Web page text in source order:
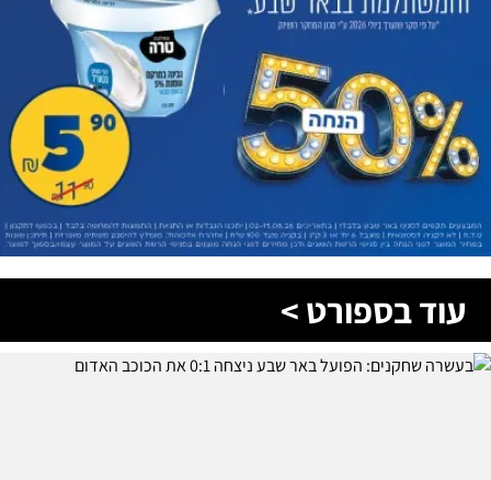
עוד בספורט >